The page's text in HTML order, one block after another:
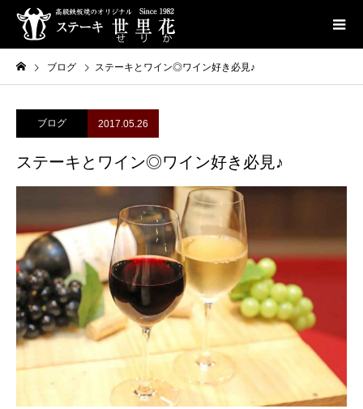
ブログ ステーキとワイン◎ワイン好き必見♪
ブログ 2017.05.26
ステーキとワイン◎ワイン好き必見♪